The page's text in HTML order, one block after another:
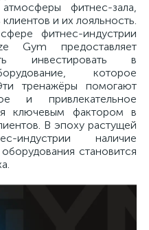
фитнес-зала,
и их лояльность.
фитнес-индустрии
Gym предоставляет
инвестировать в
которое
тренажёры помогают
и привлекательное
ключевым фактором в
В эпоху растущей
индустрии наличие
становится